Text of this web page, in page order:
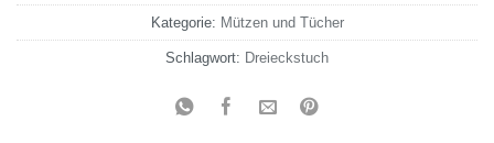
Kategorie: Mützen und Tücher
Schlagwort: Dreieckstuch